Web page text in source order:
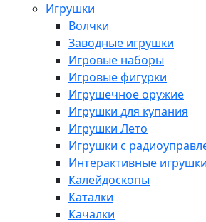
Игрушки
Волчки
Заводные игрушки
Игровые наборы
Игровые фигурки
Игрушечное оружие
Игрушки для купания
Игрушки Лето
Игрушки с
Интерактивные игрушки
Калейдоскопы
Каталки
Качалки